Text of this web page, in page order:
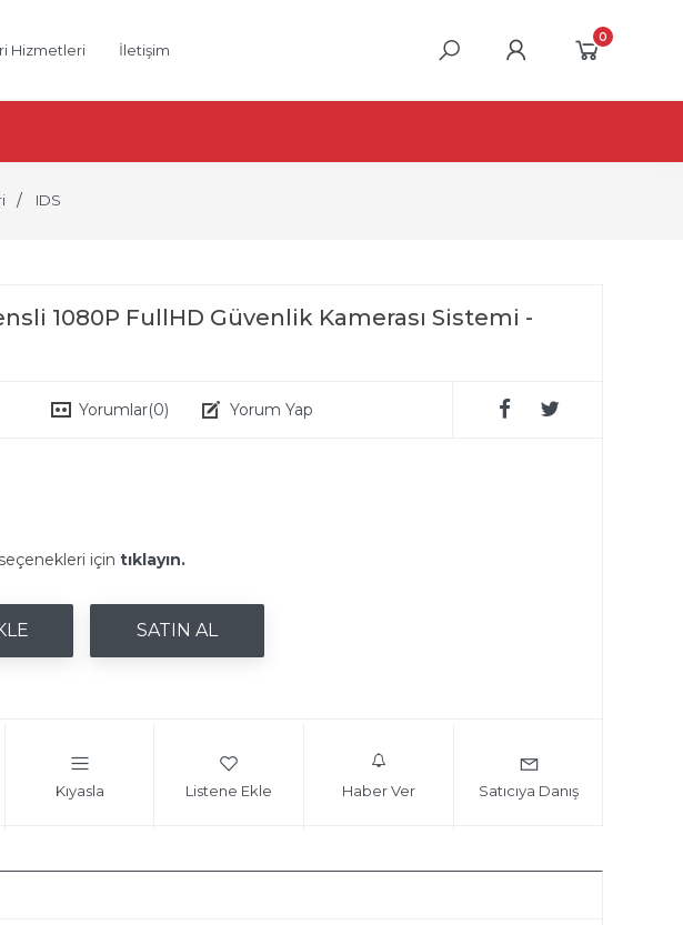
Hizmetleri İletişim
0
IDS
1080P FullHD Güvenlik Kamerası Sistemi -
Yorumlar(0) Yorum Yap
için tıklayın.
Kıyasla Listene Ekle Haber Ver Satıcıya Danış